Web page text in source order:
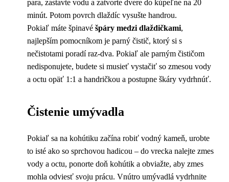
para, zastavte vodu a zatvorte dvere do kúpeľne na 20
minút. Potom povrch dlaždíc vysušte handrou.
Pokiaľ máte špinavé špáry medzi dlaždičkami,
najlepším pomocníkom je parný čistič, ktorý si s
nečistotami poradí raz-dva. Pokiaľ ale parným čističom
nedisponujete, budete si musieť vystačiť so zmesou vody
a octu opäť 1:1 a handričkou a postupne škáry vydrhnúť.
Čistenie umývadla
Pokiaľ sa na kohútiku začína robiť vodný kameň, urobte
to isté ako so sprchovou hadicou – do vrecka nalejte zmes
vody a octu, ponorte doň kohútik a obviažte, aby zmes
mohla odviesť svoju prácu. Vnútro umývadlá vydrhnite